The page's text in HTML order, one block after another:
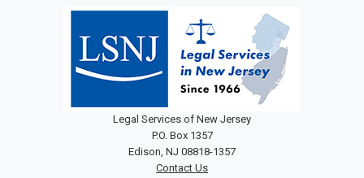
Legal Services of New Jersey
P.O. Box 1357
Edison, NJ 08818-1357
Contact Us